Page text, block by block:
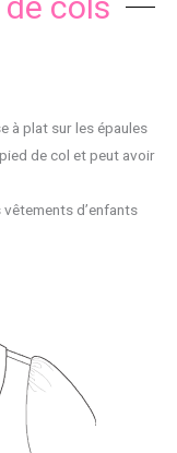
à plat sur les épaules
de col et peut avoir
d’enfants